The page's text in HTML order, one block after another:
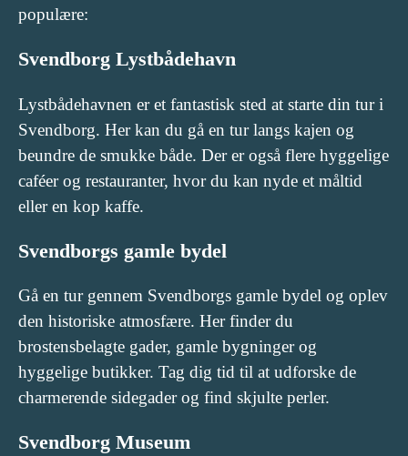
populære:
Svendborg Lystbådehavn
Lystbådehavnen er et fantastisk sted at starte din tur i
Svendborg. Her kan du gå en tur langs kajen og
beundre de smukke både. Der er også flere hyggelige
caféer og restauranter, hvor du kan nyde et måltid
eller en kop kaffe.
Svendborgs gamle bydel
Gå en tur gennem Svendborgs gamle bydel og oplev
den historiske atmosfære. Her finder du
brostensbelagte gader, gamle bygninger og
hyggelige butikker. Tag dig tid til at udforske de
charmerende sidegader og find skjulte perler.
Svendborg Museum